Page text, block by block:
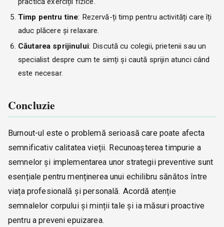
Timp pentru tine: Rezervă-ți timp pentru activități care îți
aduc plăcere și relaxare.
Căutarea sprijinului: Discută cu colegii, prietenii sau un
specialist despre cum te simți și caută sprijin atunci când
este necesar.
Concluzie
Burnout-ul este o problemă serioasă care poate afecta
semnificativ calitatea vieții. Recunoașterea timpurie a
semnelor și implementarea unor strategii preventive sunt
esențiale pentru menținerea unui echilibru sănătos între
viața profesională și personală. Acordă atenție
semnalelor corpului și minții tale și ia măsuri proactive
pentru a preveni epuizarea.